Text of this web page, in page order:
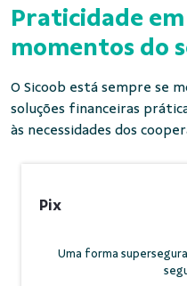
Praticidade
momentos do
O Sicoob está sempre se
soluções financeiras
às necessidades dos
Pix
Uma forma